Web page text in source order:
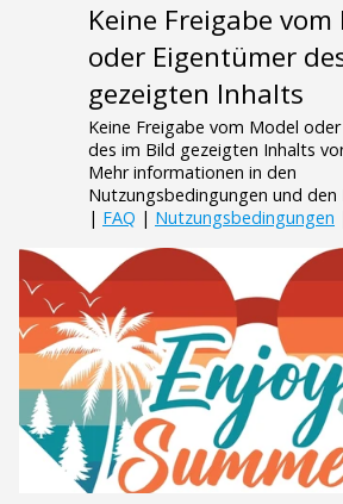
Keine Freigabe vom
oder Eigentümer
gezeigten Inhalts
Keine Freigabe vom Model
des im Bild gezeigten Inhalts
Mehr informationen in den
Nutzungsbedingungen und den
| FAQ | Nutzungsbedingungen